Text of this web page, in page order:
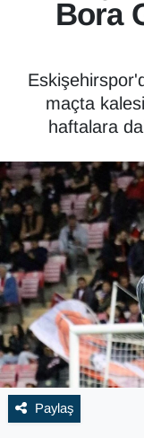
Bora
maçta
haftalara
Paylaş